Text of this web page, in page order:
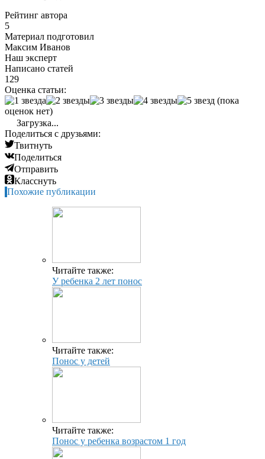
Рейтинг автора
5
Материал подготовил
Максим Иванов
Наш эксперт
Написано статей
129
Оценка статьи:
(пока
оценок нет)
Загрузка...
Поделиться с друзьями:
Твитнуть
Поделиться
Отправить
Класснуть
Похожие публикации
Читайте также:
У ребенка 2 лет понос
Читайте также:
Понос у детей
Читайте также:
Понос у ребенка возрастом 1 год